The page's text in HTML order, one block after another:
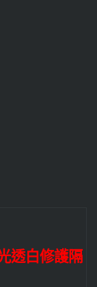
透白修護隔